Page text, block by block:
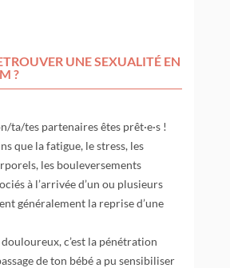
UNE SEXUALITÉ EN
?
ta/tes partenaires êtes prêt·e·s !
que la fatigue, le stress, les
les bouleversements
à l’arrivée d’un ou plusieurs
généralement la reprise d’une
c’est la pénétration
de ton bébé a pu sensibiliser